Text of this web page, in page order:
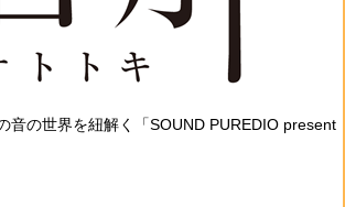
音の世界を紐解く「SOUND PUREDIO present